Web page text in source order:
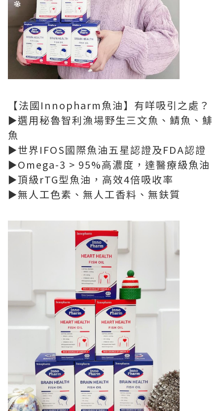
【法國Innopharm魚油】有咩吸引之處？
►選用秘魯智利漁場野生三文魚、鯖魚、鯡
魚
►世界IFOS國際魚油五星認證及FDA認證
►Omega-3 > 95%高濃度，達醫療級魚油
►頂級rTG型魚油，高效4倍吸收率
►無人工色素、無人工香料、無鈇質